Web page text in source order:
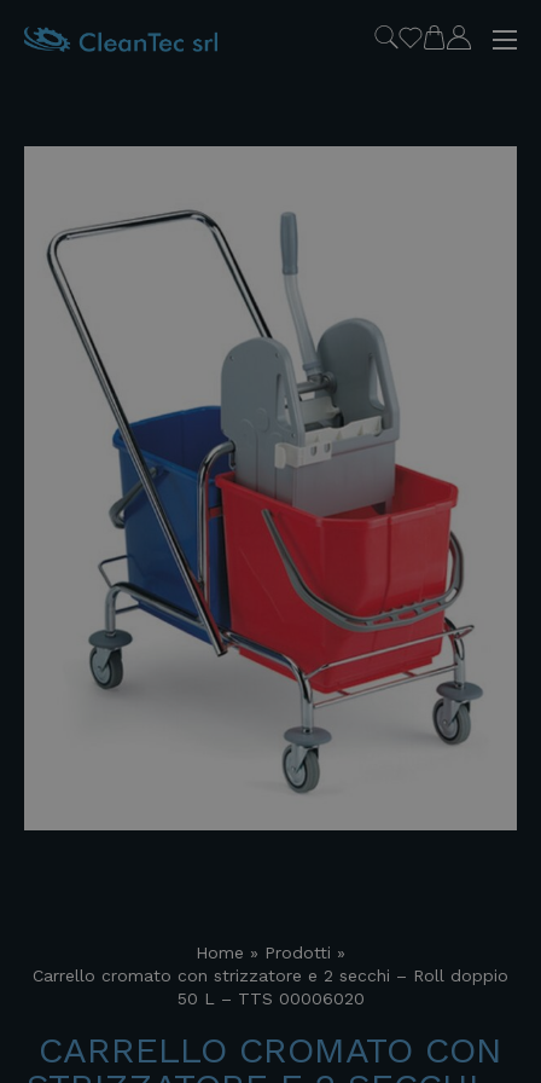
Home » Prodotti »
Carrello cromato con strizzatore e 2 secchi – Roll doppio
50 L – TTS 00006020
CARRELLO CROMATO CON